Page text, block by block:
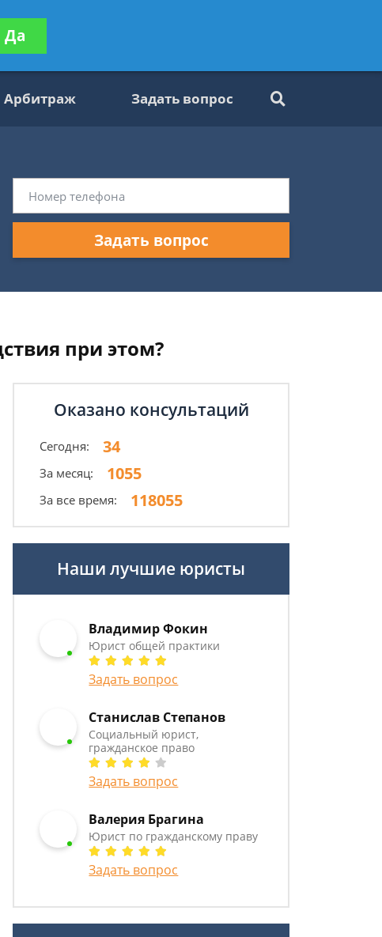
бесплатно
Арбитраж Задать вопрос
Задать вопрос
при этом?
Оказано консультаций
Сегодня: 34
За месяц: 1055
За все время: 118055
Наши лучшие юристы
Владимир Фокин
Юрист общей практики
Задать вопрос
Станислав Степанов
Социальный юрист,
гражданское право
Задать вопрос
Валерия Брагина
Юрист по гражданскому праву
Задать вопрос
Да